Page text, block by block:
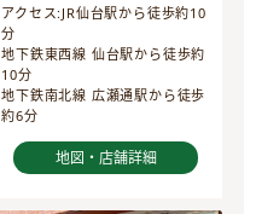
アクセス:JR仙台駅から徒歩約10
分
地下鉄東西線 仙台駅から徒歩約
10分
地下鉄南北線 広瀬通駅から徒歩
約6分
地図・店舗詳細